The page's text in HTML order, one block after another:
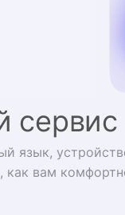
сервис
язык,
как вам